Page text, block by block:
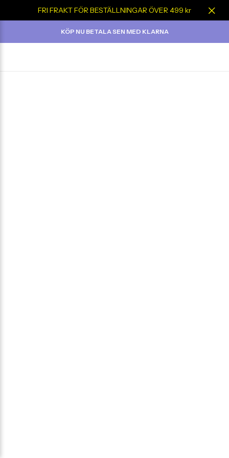
FRI FRAKT FÖR BESTÄLLNINGAR ÖVER 499 kr
KÖP NU BETALA SEN MED KLARNA